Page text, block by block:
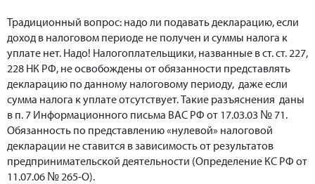
Традиционный вопрос: надо ли подавать декларацию, если
доход в налоговом периоде не получен и суммы налога к
уплате нет. Надо! Налогоплательщики, названные в ст. ст. 227,
228 НК РФ, не освобождены от обязанности представлять
декларацию по данному налоговому периоду, даже если
сумма налога к уплате отсутствует. Такие разъяснения даны
в п. 7 Информационного письма ВАС РФ от 17.03.03 № 71.
Обязанность по представлению «нулевой» налоговой
декларации не ставится в зависимость от результатов
предпринимательской деятельности (Определение КС РФ от
11.07.06 № 265-О).